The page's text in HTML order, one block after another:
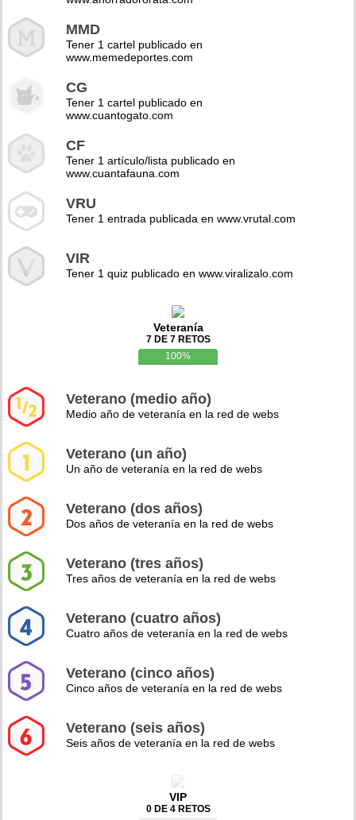
MMD
Tener 1 cartel publicado en
www.memedeportes.com
CG
Tener 1 cartel publicado en
www.cuantogato.com
CF
Tener 1 artículo/lista publicado en
www.cuantafauna.com
VRU
Tener 1 entrada publicada en www.vrutal.com
VIR
Tener 1 quiz publicado en www.viralizalo.com
Veteranía
7 DE 7 RETOS
100%
Veterano (medio año)
Medio año de veteranía en la red de webs
Veterano (un año)
Un año de veteranía en la red de webs
Veterano (dos años)
Dos años de veteranía en la red de webs
Veterano (tres años)
Tres años de veteranía en la red de webs
Veterano (cuatro años)
Cuatro años de veteranía en la red de webs
Veterano (cinco años)
Cinco años de veteranía en la red de webs
Veterano (seis años)
Seis años de veteranía en la red de webs
VIP
0 DE 4 RETOS